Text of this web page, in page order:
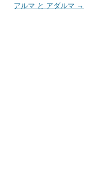
アルマ と アダルマ →